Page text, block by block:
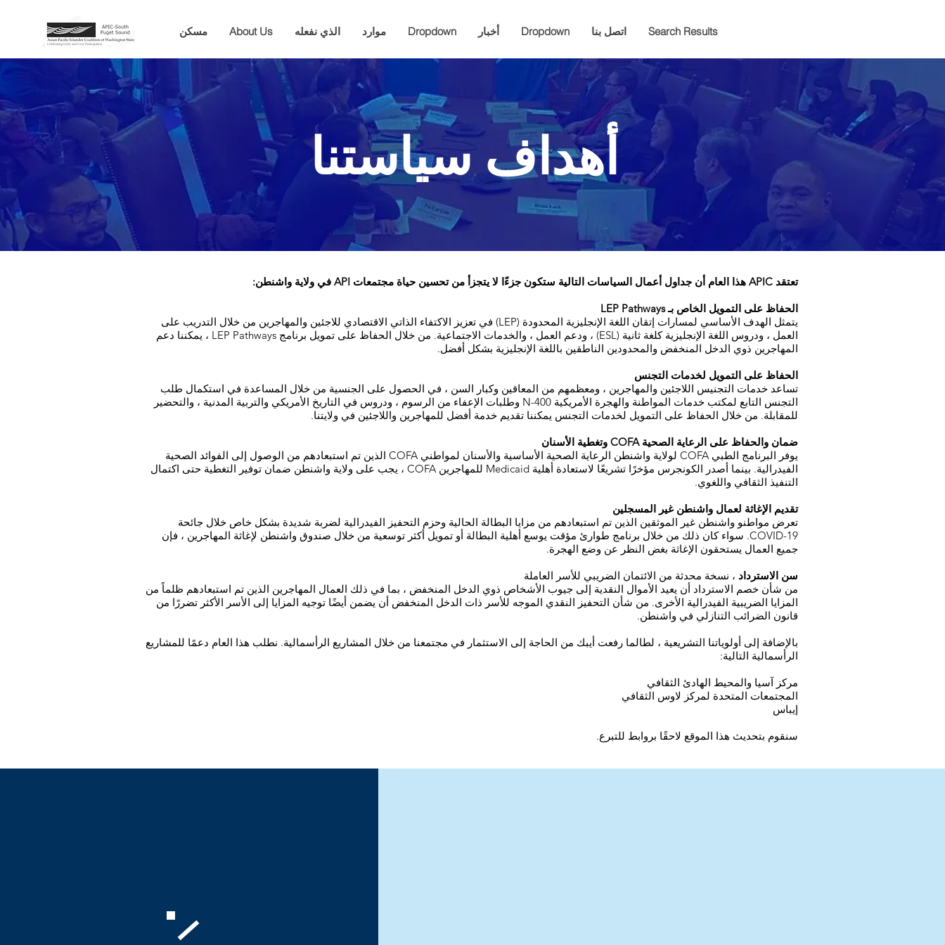
مسكن About Us الذي نفعله موارد Dropdown أخبار Dropdown اتصل بنا Search Results
أهداف سياستنا
تعتقد APIC هذا العام أن جداول أعمال السياسات التالية ستكون جزءًا لا يتجزأ من تحسين حياة مجتمعات API في ولاية واشنطن:
الحفاظ على التمويل الخاص بـ LEP Pathways
يتمثل الهدف الأساسي لمسارات إتقان اللغة الإنجليزية المحدودة (LEP) في تعزيز الاكتفاء الذاتي الاقتصادي للاجئين والمهاجرين من خلال التدريب على
العمل ، ودروس اللغة الإنجليزية كلغة ثانية (ESL) ، ودعم العمل ، والخدمات الاجتماعية. من خلال الحفاظ على تمويل برنامج LEP Pathways ، يمكننا دعم
المهاجرين ذوي الدخل المنخفض والمحدودين الناطقين باللغة الإنجليزية بشكل أفضل.
الحفاظ على التمويل لخدمات التجنس
تساعد خدمات التجنيس اللاجئين والمهاجرين ، ومعظمهم من المعاقين وكبار السن ، في الحصول على الجنسية من خلال المساعدة في استكمال طلب
التجنس التابع لمكتب خدمات المواطنة والهجرة الأمريكية N-400 وطلبات الإعفاء من الرسوم ، ودروس في التاريخ الأمريكي والتربية المدنية ، والتحضير
للمقابلة. من خلال الحفاظ على التمويل لخدمات التجنس يمكننا تقديم خدمة أفضل للمهاجرين واللاجئين في ولايتنا.
ضمان والحفاظ على الرعاية الصحية COFA وتغطية الأسنان
يوفر البرنامج الطبي COFA لولاية واشنطن الرعاية الصحية الأساسية والأسنان لمواطني COFA الذين تم استبعادهم من الوصول إلى الفوائد الصحية
الفيدرالية. بينما أصدر الكونجرس مؤخرًا تشريعًا لاستعادة أهلية Medicaid للمهاجرين COFA ، يجب على ولاية واشنطن ضمان توفير التغطية حتى اكتمال
التنفيذ الثقافي واللغوي.
تقديم الإغاثة لعمال واشنطن غير المسجلين
تعرض مواطنو واشنطن غير الموثقين الذين تم استبعادهم من مزايا البطالة الحالية وحزم التحفيز الفيدرالية لضربة شديدة بشكل خاص خلال جائحة
COVID-19. سواء كان ذلك من خلال برنامج طوارئ مؤقت يوسع أهلية البطالة أو تمويل أكثر توسعية من خلال صندوق واشنطن لإغاثة المهاجرين ، فإن
جميع العمال يستحقون الإغاثة بغض النظر عن وضع الهجرة.
سن الاسترداد ، نسخة محدثة من الائتمان الضريبي للأسر العاملة
من شأن خصم الاسترداد أن يعيد الأموال النقدية إلى جيوب الأشخاص ذوي الدخل المنخفض ، بما في ذلك العمال المهاجرين الذين تم استبعادهم ظلماً من
المزايا الضريبية الفيدرالية الأخرى. من شأن التحفيز النقدي الموجه للأسر ذات الدخل المنخفض أن يضمن أيضًا توجيه المزايا إلى الأسر الأكثر تضررًا من
قانون الضرائب التنازلي في واشنطن.
بالإضافة إلى أولوياتنا التشريعية ، لطالما رفعت أيبك من الحاجة إلى الاستثمار في مجتمعنا من خلال المشاريع الرأسمالية. نطلب هذا العام دعمًا للمشاريع
الرأسمالية التالية:
مركز آسيا والمحيط الهادئ الثقافي
المجتمعات المتحدة لمركز لاوس الثقافي
إيباس
سنقوم بتحديث هذا الموقع لاحقًا بروابط للتبرع.